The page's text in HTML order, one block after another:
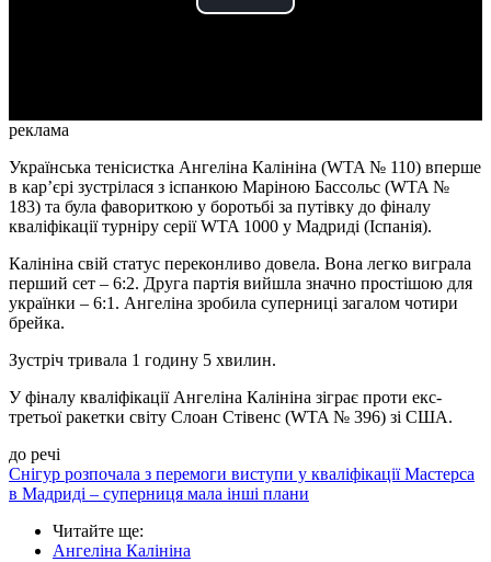
Play
реклама
Українська тенісистка Ангеліна Калініна (WTA № 110) вперше
в кар’єрі зустрілася з іспанкою Маріною Бассольс (WTA №
183) та була фавориткою у боротьбі за путівку до фіналу
кваліфікації турніру серії WTA 1000 у Мадриді (Іспанія).
Калініна свій статус переконливо довела. Вона легко виграла
перший сет – 6:2. Друга партія вийшла значно простішою для
українки – 6:1. Ангеліна зробила суперниці загалом чотири
брейка.
Зустріч тривала 1 годину 5 хвилин.
У фіналу кваліфікації Ангеліна Калініна зіграє проти екс-
третьої ракетки світу Слоан Стівенс (WTA № 396) зі США.
до речі
Снігур розпочала з перемоги виступи у кваліфікації Мастерса
в Мадриді – суперниця мала інші плани
Читайте ще:
Ангеліна Калініна